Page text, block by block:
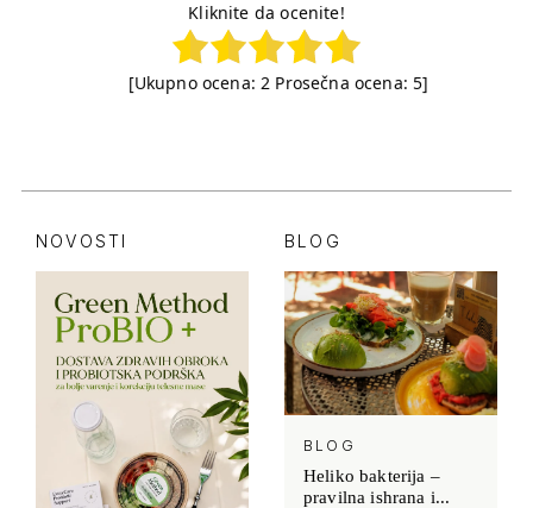
Kliknite da ocenite!
[Ukupno ocena:2 Prosečna ocena:5]
NOVOSTI BLOG
BLOG
Heliko bakterija –
pravilna ishrana i...